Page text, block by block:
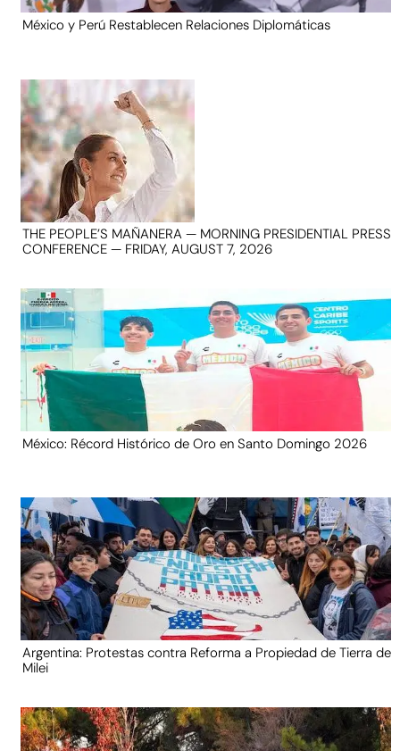
México y Perú Restablecen Relaciones Diplomáticas
THE PEOPLE’S MAÑANERA — MORNING PRESIDENTIAL PRESS
CONFERENCE — FRIDAY, AUGUST 7, 2026
México: Récord Histórico de Oro en Santo Domingo 2026
Argentina: Protestas contra Reforma a Propiedad de Tierra de
Milei